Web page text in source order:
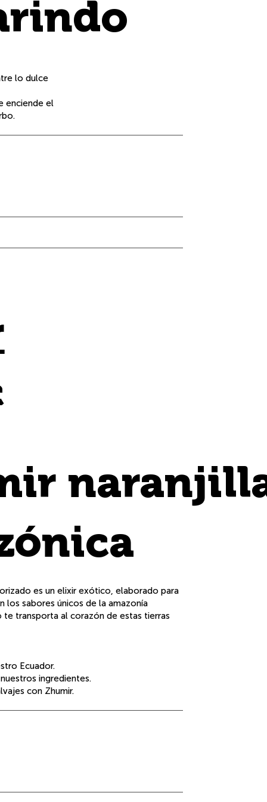
lo dulce
enciende el
es un elixir exótico, elaborado para
los sabores únicos de la amazonía
te transporta al corazón de estas tierras
Ecuador.
ingredientes.
con Zhumir.